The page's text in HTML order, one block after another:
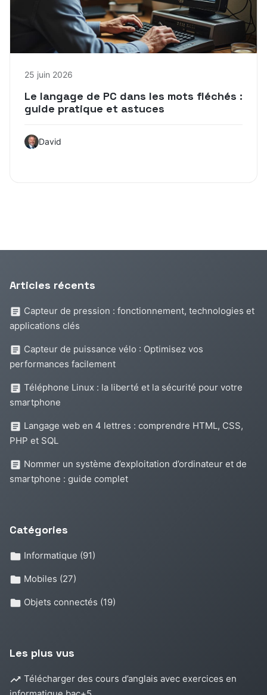
25 juin 2026
Le langage de PC dans les mots fléchés :
guide pratique et astuces
David
Articles récents
Capteur de pression : fonctionnement, technologies et
applications clés
Capteur de puissance vélo : Optimisez vos
performances facilement
Téléphone Linux : la liberté et la sécurité pour votre
smartphone
Langage web en 4 lettres : comprendre HTML, CSS,
PHP et SQL
Nommer un système d’exploitation d’ordinateur et de
smartphone : guide complet
Catégories
Informatique (91)
Mobiles (27)
Objets connectés (19)
Les plus vus
Télécharger des cours d’anglais avec exercices en